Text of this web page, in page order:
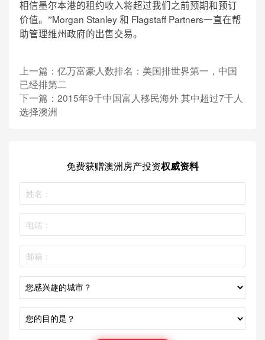
相信墨尔本港的租约收入将超过我们之前预期和预订
价值。”Morgan Stanley 和 Flagstaff Partners一直在帮
助管理维州政府的出售交易。
上一篇： 亿万富豪人数排名：美国排世界第一，中国
已经排第二
下一篇： 2015年9千中国富人移民海外 其中超过7千人
选择澳洲
免费获赠澳洲房产投资权威资料